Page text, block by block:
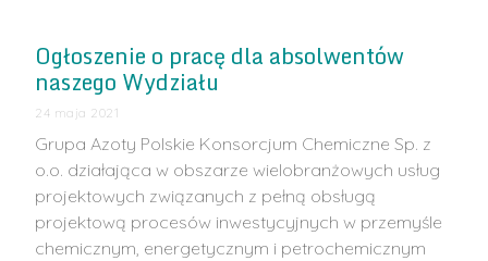
Ogłoszenie o pracę dla absolwentów
naszego Wydziału
24 maja 2021
Grupa Azoty Polskie Konsorcjum Chemiczne Sp. z
o.o. działająca w obszarze wielobranżowych usług
projektowych związanych z pełną obsługą
projektową procesów inwestycyjnych w przemyśle
chemicznym, energetycznym i petrochemicznym